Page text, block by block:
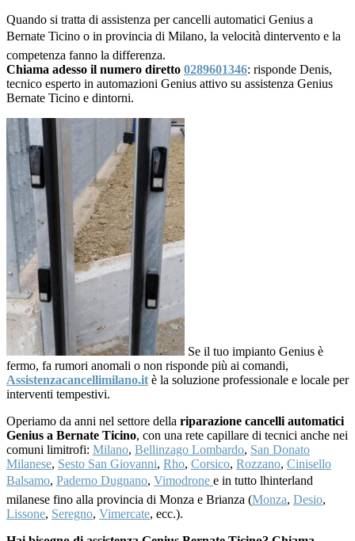
Quando si tratta di assistenza per cancelli automatici Genius a
Bernate Ticino o in provincia di Milano, la velocità dintervento e la
competenza fanno la differenza.
Chiama adesso il numero diretto 0289601346: risponde Denis,
tecnico esperto in automazioni Genius attivo su assistenza Genius
Bernate Ticino e dintorni.
Se il tuo impianto Genius è
fermo, fa rumori anomali o non risponde più ai comandi,
Assistenzacancellimilano.it è la soluzione professionale e locale per
interventi tempestivi.
Operiamo da anni nel settore della riparazione cancelli automatici
Genius a Bernate Ticino, con una rete capillare di tecnici anche nei
comuni limitrofi: Milano, Bellinzago Lombardo, San Donato
Milanese, Sesto San Giovanni, Rho, Corsico, Rozzano, Cinisello
Balsamo, Paderno Dugnano, Vimodrone e in tutto lhinterland
milanese fino alla provincia di Monza e Brianza (Monza, Desio,
Lissone, Seregno, Vimercate, ecc.).